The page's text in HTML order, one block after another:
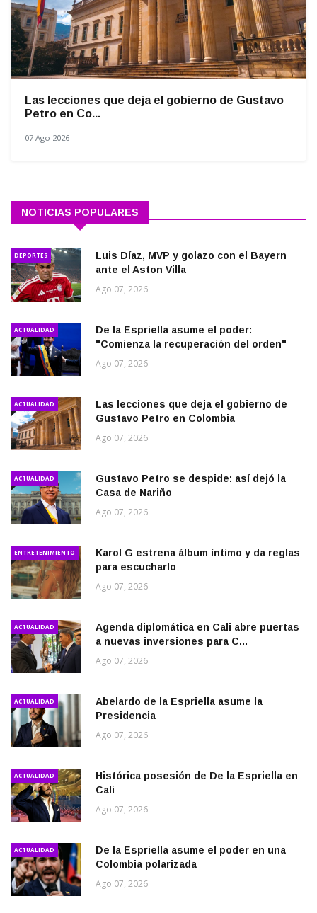
Las lecciones que deja el gobierno de Gustavo
Petro en Co...
07 Ago 2026
NOTICIAS POPULARES
DEPORTES
Luis Díaz, MVP y golazo con el Bayern
ante el Aston Villa
Ago 07, 2026
ACTUALIDAD
De la Espriella asume el poder:
"Comienza la recuperación del orden"
Ago 07, 2026
ACTUALIDAD
Las lecciones que deja el gobierno de
Gustavo Petro en Colombia
Ago 07, 2026
ACTUALIDAD
Gustavo Petro se despide: así dejó la
Casa de Nariño
Ago 07, 2026
ENTRETENIMIENTO
Karol G estrena álbum íntimo y da reglas
para escucharlo
Ago 07, 2026
ACTUALIDAD
Agenda diplomática en Cali abre puertas
a nuevas inversiones para C...
Ago 07, 2026
ACTUALIDAD
Abelardo de la Espriella asume la
Presidencia
Ago 07, 2026
ACTUALIDAD
Histórica posesión de De la Espriella en
Cali
Ago 07, 2026
ACTUALIDAD
De la Espriella asume el poder en una
Colombia polarizada
Ago 07, 2026